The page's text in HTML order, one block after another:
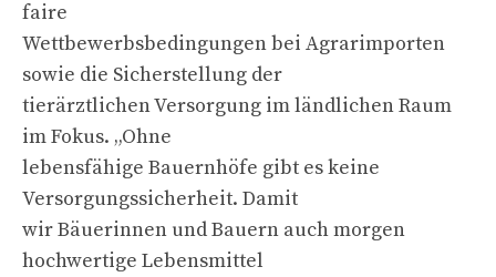
faire
Wettbewerbsbedingungen bei Agrarimporten
sowie die Sicherstellung der
tierärztlichen Versorgung im ländlichen Raum
im Fokus. „Ohne
lebensfähige Bauernhöfe gibt es keine
Versorgungssicherheit. Damit
wir Bäuerinnen und Bauern auch morgen
hochwertige Lebensmittel